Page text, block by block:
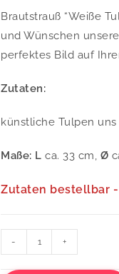
Brautstrauß “Weiße
und Wünschen
perfektes Bild auf
Zutaten:
künstliche Tulpen
Maße: L ca. 33 cm, Ø
Zutaten bestellbar -
- +